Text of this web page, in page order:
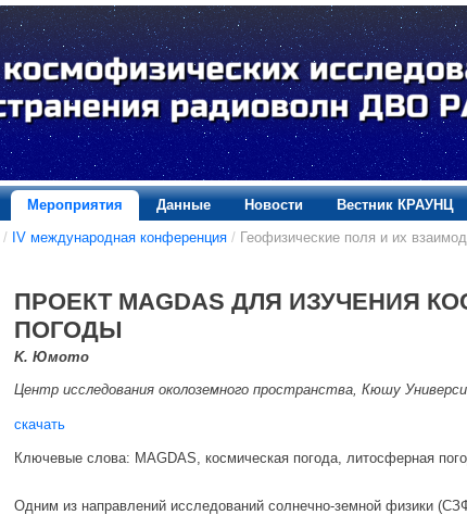
Мероприятия Данные Новости Вестник КРАУНЦ
/ IV международная конференция / Геофизические поля и их
ПРОЕКТ MAGDAS ДЛЯ ИЗУЧЕНИЯ
ПОГОДЫ
K. Юмото
Центр исследования околоземного пространства, Кюшу
скачать
Ключевые слова: MAGDAS, космическая погода, литосферная
Одним из направлений исследований солнечно-земной физики